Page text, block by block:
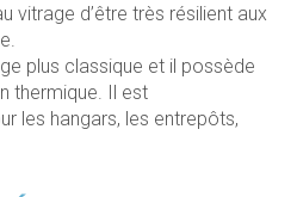
vitrage d’être très résilient aux
plus classique et il possède
thermique. Il est
les hangars, les entrepôts,